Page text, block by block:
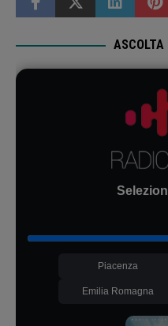
ASCOLTA
Piacenza
Emilia Romagna